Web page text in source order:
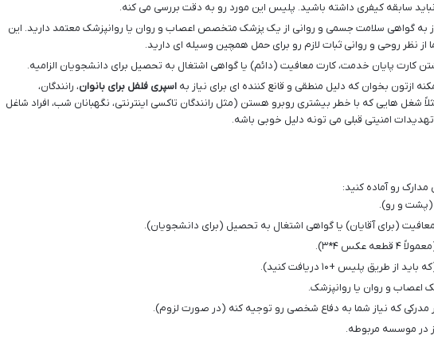
نباید سابقه کیفری داشته باشید. پلیس این مورد رو به دقت بررسی می کنه.
به گواهی سلامت جسمی و روانی از یک پزشک متخصص اعصاب و روان یا روانپزشک معتمد دارید. این
نظر روحی و روانی ثبات لازم رو برای حمل همچین وسیله ای دارید.
کارت پایان خدمت، کارت معافیت (دائم) یا گواهی اشتغال به تحصیل برای دانشجویان الزامیه.
ازتون بخوان که دلیل منطقی و قانع کننده ای برای نیاز بهاسپری فلفل برای بانوان، رانندگان،
شغل هایی که با خطر بیشتری روبرو هستن (مثل رانندگان تاکسی اینترنتی، نگهبانان شب، افراد شاغل
امنیتی قبلی می تونه دلیل خوبی باشه.
رو آماده کنید:
(پشت و رو).
(برای آقایان) یا گواهی اشتغال به تحصیل (برای دانشجویان).
عکس ۴*۳).
طریق پلیس +۱۰ دریافت کنید).
اعصاب و روان یا روانپزشک.
مدرکی که نیاز شما به دفاع شخصی رو توجیه کنه (در صورت لزوم).
در موسسه مربوطه.